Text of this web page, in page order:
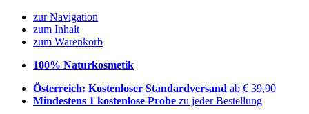
zur Navigation
zum Inhalt
zum Warenkorb
100% Naturkosmetik
Österreich: Kostenloser Standardversand ab € 39,90
Mindestens 1 kostenlose Probe zu jeder Bestellung